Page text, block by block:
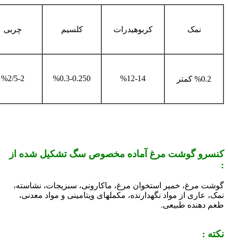
نمک کربوهیدرات کلسیم چربی
%0.2 کمتر %12-14
%0.3-0.250
%2/5-2
کنسرو گوشت مرغ آماده مخصوص سگ تشکیل شده از
:
گوشت مرغ، خمیر استخوان مرغ، ماکارونی، سبزیجات، نشاسته،
نمک، عاری از مواد نگهدارنده، مکملهای ویتامینی و مواد معدنی،
طعم دهنده طبیعی.
نکته :